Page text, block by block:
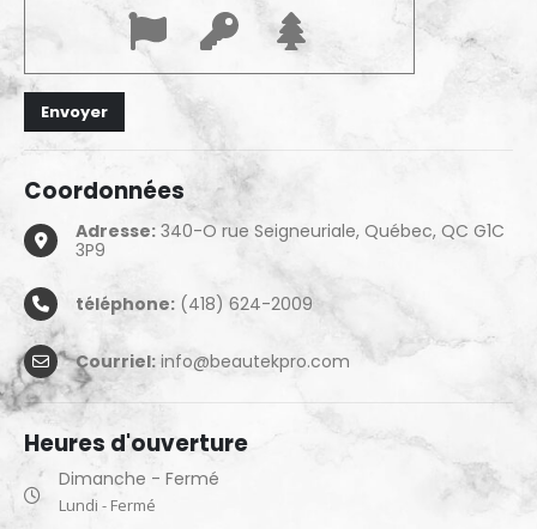
Coordonnées
Adresse: 340-O rue Seigneuriale, Québec, QC G1C
3P9
téléphone: (418) 624-2009
Courriel: info@beautekpro.com
Heures d'ouverture
Dimanche - Fermé
Lundi - Fermé